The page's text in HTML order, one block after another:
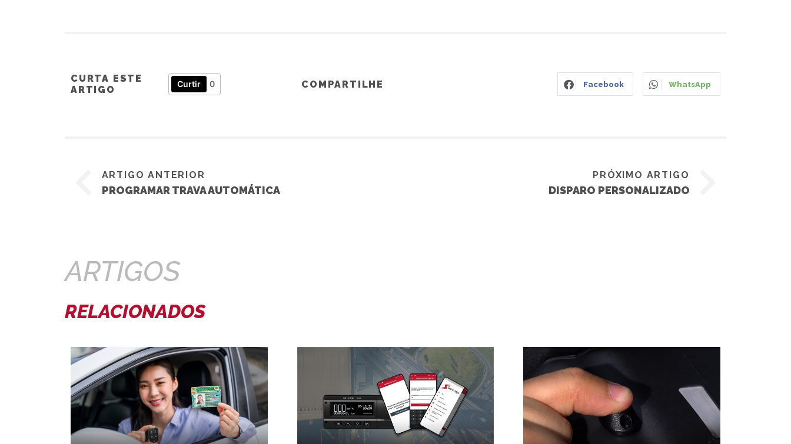
CURTA ESTE
ARTIGO
Curtir 0 COMPARTILHE Facebook WhatsApp
ARTIGO ANTERIOR
PROGRAMAR TRAVA AUTOMÁTICA
PRÓXIMO ARTIGO
DISPARO PERSONALIZADO
ARTIGOS
RELACIONADOS